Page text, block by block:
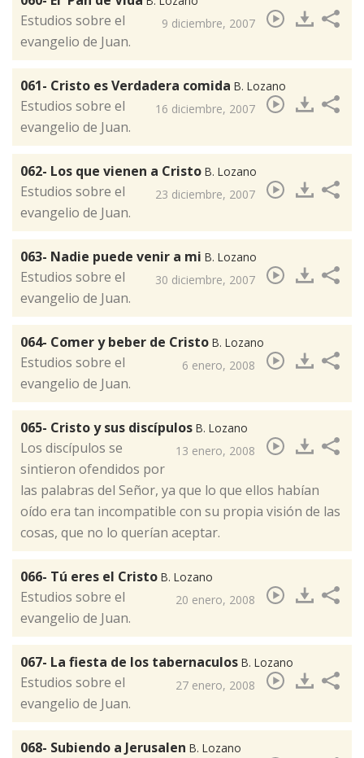
9 diciembre, 2007
​Estudios sobre el
evangelio de Juan.
061- Cristo es Verdadera comida B. Lozano
16 diciembre, 2007
Estudios sobre el
evangelio de Juan.
062- Los que vienen a Cristo B. Lozano
23 diciembre, 2007
​Estudios sobre el
evangelio de Juan.
063- Nadie puede venir a mi B. Lozano
30 diciembre, 2007
Estudios sobre el
evangelio de Juan.
064- Comer y beber de Cristo B. Lozano
6 enero, 2008
​Estudios sobre el
evangelio de Juan.
065- Cristo y sus discípulos B. Lozano
13 enero, 2008
Los discípulos se
sintieron ofendidos por
las palabras del Señor, ya que lo que ellos habían
oído era tan incompatible con su propia visión de las
cosas, que no lo querían aceptar.
066- Tú eres el Cristo B. Lozano
20 enero, 2008
​Estudios sobre el
evangelio de Juan.
067- La fiesta de los tabernaculos B. Lozano
27 enero, 2008
Estudios sobre el
evangelio de Juan.
068- Subiendo a Jerusalen B. Lozano